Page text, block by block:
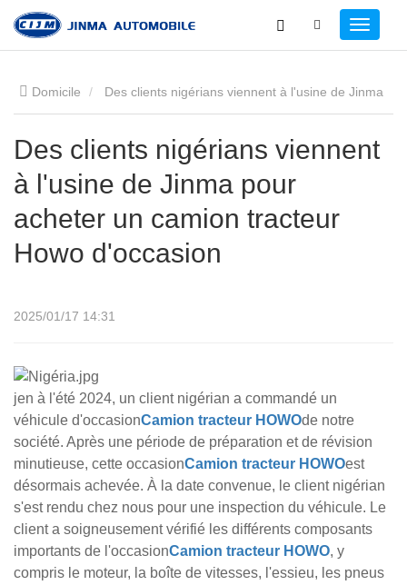
Domicile
pour acheter un camion tracteur Howo d'occasion
Des clients nigérians viennent
à l'usine de Jinma pour
acheter un camion tracteur
Howo d'occasion
2025/01/17 14:31
jen à l'été 2024, un client nigérian a commandé un
véhicule d'occasionCamion tracteur HOWOde notre
société. Après une période de préparation et de révision
minutieuse, cette occasionCamion tracteur HOWOest
désormais achevée. À la date convenue, le client nigérian
s'est rendu chez nous pour une inspection du véhicule. Le
client a soigneusement vérifié les différents composants
importants de l'occasionCamion tracteur HOWO, y
compris le moteur, la boîte de vitesses, l'essieu, les pneus